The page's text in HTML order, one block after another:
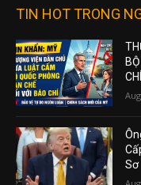
TIN HOT TRONG
CHÍ
Sơ